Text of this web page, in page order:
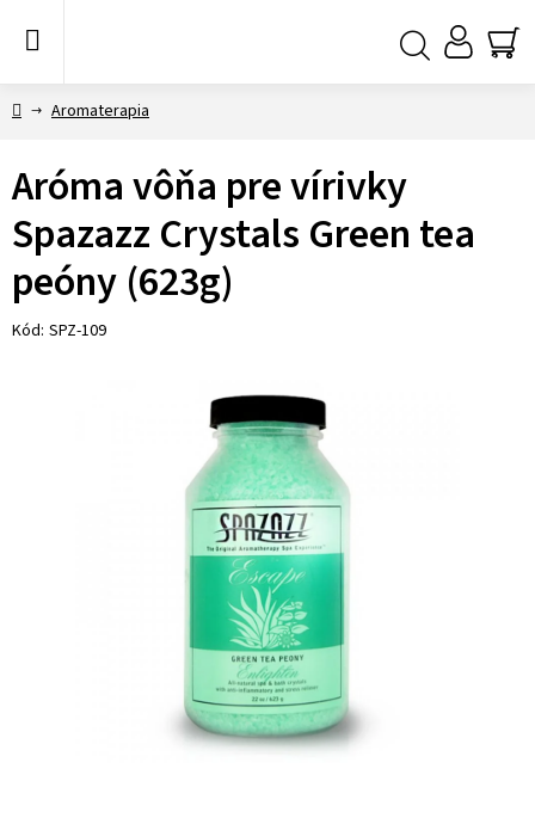
DomovAromaterapia
Aróma vôňa pre vírivky
Spazazz Crystals Green tea
peóny (623g)
Kód: SPZ-109